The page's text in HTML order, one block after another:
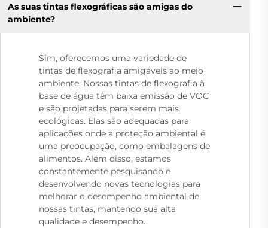
As suas tintas flexográficas são amigas do
ambiente?
Sim, oferecemos uma variedade de
tintas de flexografia amigáveis ao meio
ambiente. Nossas tintas de flexografia à
base de água têm baixa emissão de VOC
e são projetadas para serem mais
ecológicas. Elas são adequadas para
aplicações onde a proteção ambiental é
uma preocupação, como embalagens de
alimentos. Além disso, estamos
constantemente pesquisando e
desenvolvendo novas tecnologias para
melhorar o desempenho ambiental de
nossas tintas, mantendo sua alta
qualidade e desempenho.